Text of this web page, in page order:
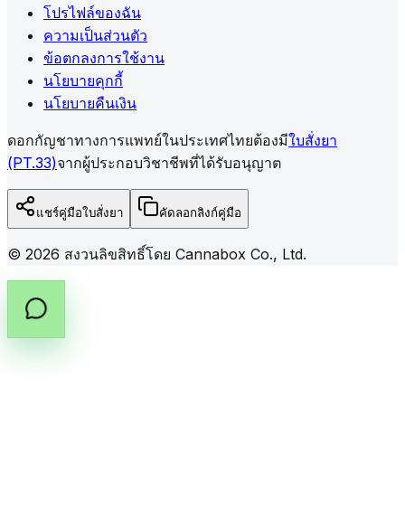
โปรไฟล์ของฉัน
ความเป็นส่วนตัว
ข้อตกลงการใช้งาน
นโยบายคุกกี้
นโยบายคืนเงิน
ดอกกัญชาทางการแพทย์ในประเทศไทยต้องมีใบสั่งยา
(PT.33)จากผู้ประกอบวิชาชีพที่ได้รับอนุญาต
แชร์คู่มือใบสั่งยา คัดลอกลิงก์คู่มือ
© 2026 สงวนลิขสิทธิ์โดย Cannabox Co., Ltd.